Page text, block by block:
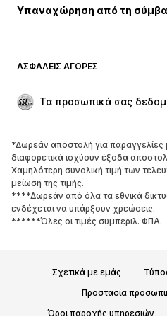
Υπαναχώρηση από τη
ΑΣΦΑΛΕΊΣ ΑΓΟΡΈΣ
Τα προσωπικά σας
*Δωρεάν αποστολή για παραγγελίες
διαφορετικά ισχύουν έξοδα
Χαμηλότερη συνολική τιμή των
μείωση της τιμής.
****Δωρεάν από όλα τα εθνικά
ενδέχεται να υπάρξουν χρεώσεις.
******Όλες οι τιμές συμπεριλ. ΦΠΑ.
Σχετικά με εμάς
Προστασία
Όροι παροχής υπηρεσιών